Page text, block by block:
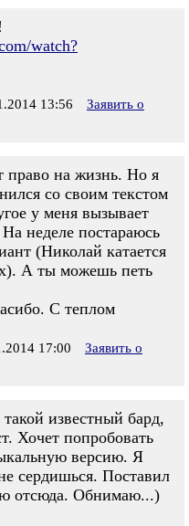
watch?
13:56
Заявить о
право на жизнь. Но я
со своим текстом
у меня вызывает
неделе постараюсь
(Николай катается
А ты можешь петь
С теплом
17:00
Заявить о
известный бард,
Хочет попробовать
версию. Я
сердишься. Поставил
отсюда. Обнимаю...)